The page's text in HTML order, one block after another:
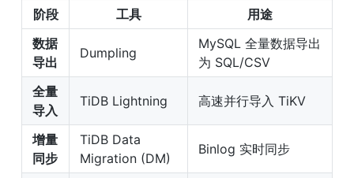
阶段 工具
用途
数据
导出
Dumpling
MySQL 全量数据导出
为 SQL/CSV
全量
导入
TiDB Lightning 高速并行导入 TiKV
增量
同步
TiDB Data
Migration (DM)
Binlog 实时同步